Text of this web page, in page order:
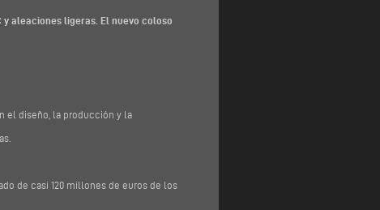
aleaciones ligeras. El nuevo coloso
el diseño, la producción y la
de casi 120 millones de euros de los